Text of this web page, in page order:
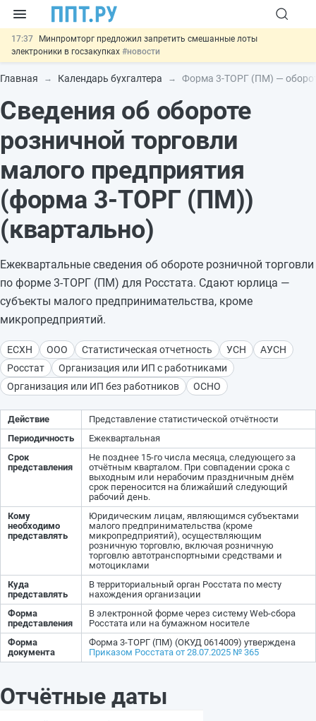
17:37
Минпромторг предложил запретить смешанные лоты
электроники в госзакупках #новости
17:13 Подписан указ об отмене спецрежима для вкладов физлиц из
недружественных стран #новости
сделках: инициатива
15:51 МВД запускает автоматическое аннулирование патента
иностранцев за неуплату НДФЛ
13:48
Важно
Обеспечительный платёж СПОТ могут заменить
Главная Календарь бухгалтера Форма 3-ТОРГ (ПМ) — оборот
Сведения об обороте
розничной торговли
малого предприятия
(форма 3-ТОРГ (ПМ))
(квартально)
Ежеквартальные сведения об обороте розничной торговли
по форме 3-ТОРГ (ПМ) для Росстата. Сдают юрлица —
субъекты малого предпринимательства, кроме
микропредприятий.
ЕСХН ООО Статистическая отчетность УСН
АУСН
Росстат
Организация или ИП с работниками
Организация или ИП без работников
ОСНО
Действие
Представление статистической отчётности
Периодичность
Ежеквартальная
Срок
представления
Не позднее 15-го числа месяца, следующего за
отчётным кварталом. При совпадении срока с
выходным или нерабочим праздничным днём
срок переносится на ближайший следующий
рабочий день.
Кому
необходимо
представлять
Юридическим лицам, являющимся субъектами
малого предпринимательства (кроме
микропредприятий), осуществляющим
розничную торговлю, включая розничную
торговлю автотранспортными средствами и
мотоциклами
Куда
представлять
В территориальный орган Росстата по месту
нахождения организации
Форма
представления
В электронной форме через систему Web-сбора
Росстата или на бумажном носителе
Форма
документа
Форма 3-ТОРГ (ПМ) (ОКУД 0614009) утверждена
Приказом Росстата от 28.07.2025 № 365
Отчётные даты